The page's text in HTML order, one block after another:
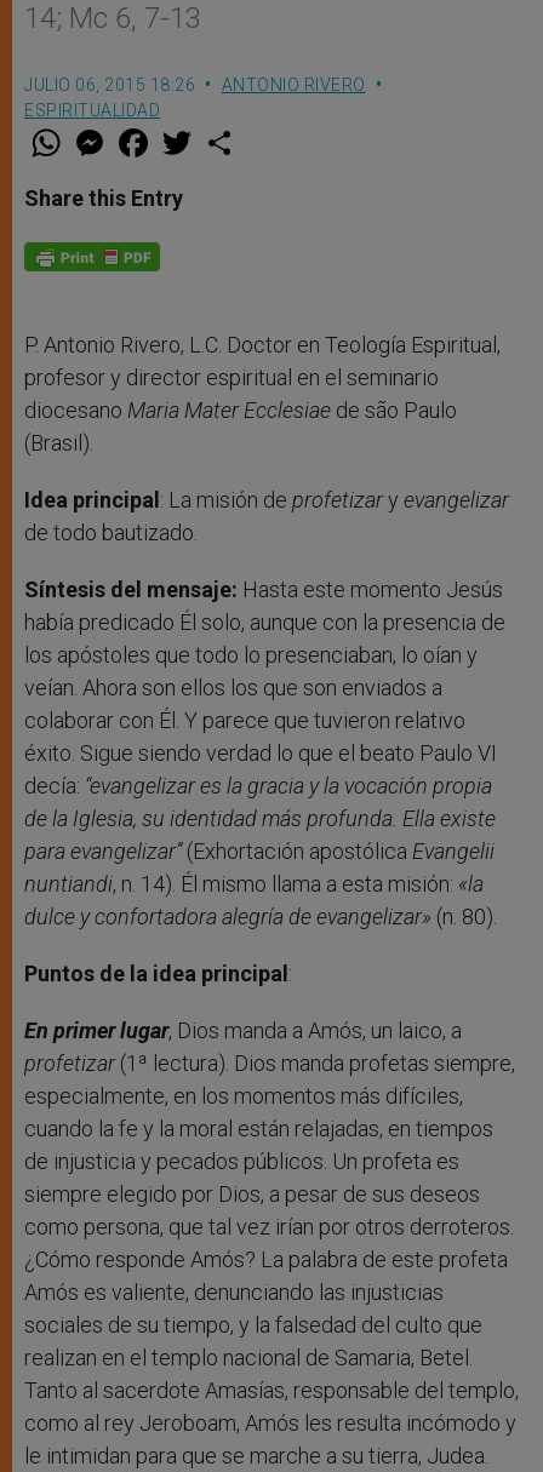
14; Mc 6, 7-13
JULIO 06, 2015 18:26
ANTONIO RIVERO
ESPIRITUALIDAD
W
t
s
p
p
M
e
s
e
g
e
F
a
e
b
o
k
w
Share this Entry
P. Antonio Rivero, L.C. Doctor en Teología Espiritual,
profesor y director espiritual en el seminario
diocesano Maria Mater Ecclesiae de são Paulo
(Brasil).
Idea principal : La misión de profetizary evangelizar
de todo bautizado.
Síntesis del mensaje: Hasta este momento Jesús
había predicado Él solo, aunque con la presencia de
los apóstoles que todo lo presenciaban, lo oían y
veían. Ahora son ellos los que son enviados a
colaborar con Él. Y parece que tuvieron relativo
éxito. Sigue siendo verdad lo que el beato Paulo VI
decía: “evangelizar es la gracia y la vocación propia
de la Iglesia, su identidad más profunda. Ella existe
para evangelizar”(Exhortación apostólica Evangelii
nuntiandi, n. 14). Él mismo llama a esta misión: «la
dulce y confortadora alegría de evangelizar» (n. 80).
Puntos de la idea principal :
En primer lugar, Dios manda a Amós, un laico, a
profetizar(1ª lectura). Dios manda profetas siempre,
especialmente, en los momentos más difíciles,
cuando la fe y la moral están relajadas, en tiempos
de injusticia y pecados públicos. Un profeta es
siempre elegido por Dios, a pesar de sus deseos
como persona, que tal vez irían por otros derroteros.
¿Cómo responde Amós? La palabra de este profeta
Amós es valiente, denunciando las injusticias
sociales de su tiempo, y la falsedad del culto que
realizan en el templo nacional de Samaria, Betel.
Tanto al sacerdote Amasías, responsable del templo,
como al rey Jeroboam, Amós les resulta incómodo y
le intimidan para que se marche a su tierra, Judea.